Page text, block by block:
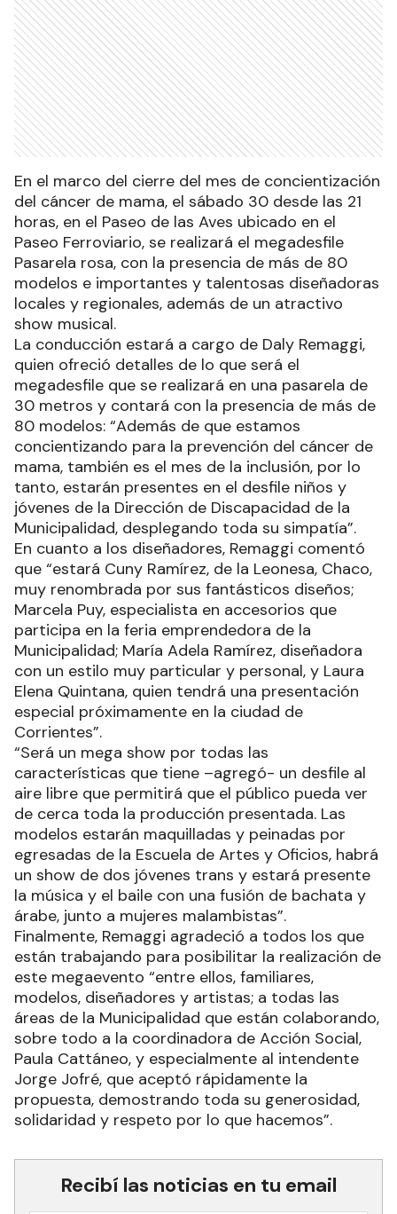
En el marco del cierre del mes de concientización
del cáncer de mama, el sábado 30 desde las 21
horas, en el Paseo de las Aves ubicado en el
Paseo Ferroviario, se realizará el megadesfile
Pasarela rosa, con la presencia de más de 80
modelos e importantes y talentosas diseñadoras
locales y regionales, además de un atractivo
show musical.
La conducción estará a cargo de Daly Remaggi,
quien ofreció detalles de lo que será el
megadesfile que se realizará en una pasarela de
30 metros y contará con la presencia de más de
80 modelos: “Además de que estamos
concientizando para la prevención del cáncer de
mama, también es el mes de la inclusión, por lo
tanto, estarán presentes en el desfile niños y
jóvenes de la Dirección de Discapacidad de la
Municipalidad, desplegando toda su simpatía”.
En cuanto a los diseñadores, Remaggi comentó
que “estará Cuny Ramírez, de la Leonesa, Chaco,
muy renombrada por sus fantásticos diseños;
Marcela Puy, especialista en accesorios que
participa en la feria emprendedora de la
Municipalidad; María Adela Ramírez, diseñadora
con un estilo muy particular y personal, y Laura
Elena Quintana, quien tendrá una presentación
especial próximamente en la ciudad de
Corrientes”.
“Será un mega show por todas las
características que tiene –agregó- un desfile al
aire libre que permitirá que el público pueda ver
de cerca toda la producción presentada. Las
modelos estarán maquilladas y peinadas por
egresadas de la Escuela de Artes y Oficios, habrá
un show de dos jóvenes trans y estará presente
la música y el baile con una fusión de bachata y
árabe, junto a mujeres malambistas”.
Finalmente, Remaggi agradeció a todos los que
están trabajando para posibilitar la realización de
este megaevento “entre ellos, familiares,
modelos, diseñadores y artistas; a todas las
áreas de la Municipalidad que están colaborando,
sobre todo a la coordinadora de Acción Social,
Paula Cattáneo, y especialmente al intendente
Jorge Jofré, que aceptó rápidamente la
propuesta, demostrando toda su generosidad,
solidaridad y respeto por lo que hacemos”.
Recibí las noticias en tu email